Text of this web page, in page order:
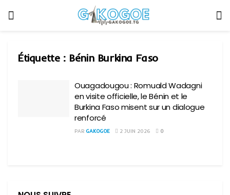
Étiquette : Bénin Burkina Faso
Ouagadougou : Romuald Wadagni
en visite officielle, le Bénin et le
Burkina Faso misent sur un dialogue
renforcé
PAR GAKOGOE 2 JUIN 2026 0